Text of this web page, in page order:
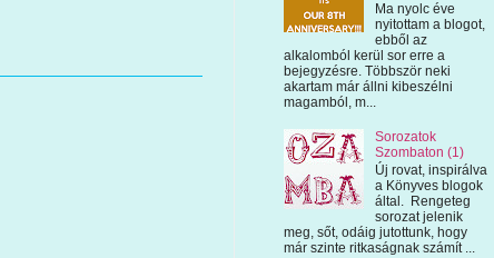
Ma nyolc éve
nyitottam a blogot,
ebből az
alkalomból kerül sor erre a
bejegyzésre. Többször neki
akartam már állni kibeszélni
magamból, m...
Sorozatok
Szombaton (1)
Új rovat, inspirálva
a Könyves blogok
által. Rengeteg
sorozat jelenik
meg, sőt, odáig jutottunk, hogy
már szinte ritkaságnak számít ...